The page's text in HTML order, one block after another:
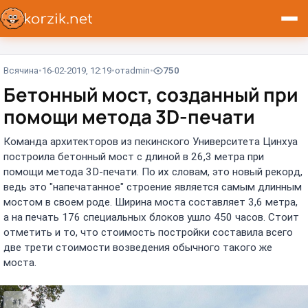
Всячина 16-02-2019, 12:19 отadmin 750
Бетонный мост, созданный при
помощи метода 3D-печати
Команда архитекторов из пекинского Университета Цинхуа
построила бетонный мост с длиной в 26,3 метра при
помощи метода 3D-печати. По их словам, это новый рекорд,
ведь это "напечатанное" строение является самым длинным
мостом в своем роде. Ширина моста составляет 3,6 метра,
а на печать 176 специальных блоков ушло 450 часов. Стоит
отметить и то, что стоимость постройки составила всего
две трети стоимости возведения обычного такого же
моста.
#1